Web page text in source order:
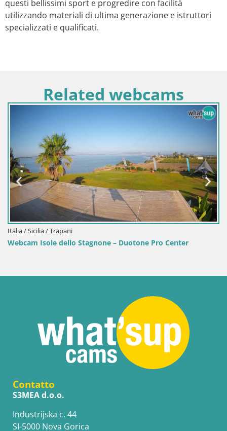
questi bellissimi sport e progredire con facilità
utilizzando materiali di ultima generazione e istruttori
specializzati e qualificati.
Related webcams
Center
Italia / Sardegna / Golfo Aranci
Webcam Terza Spiaggia Golfo Aranci – Vista
Contatto
S3MEA d.o.o.
Industrijska c. 44
SI-5000 Nova Gorica